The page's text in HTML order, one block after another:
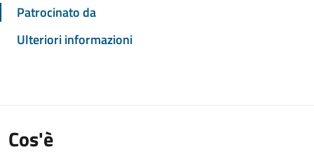
Patrocinato da
Ulteriori informazioni
Cos'è